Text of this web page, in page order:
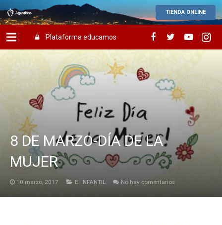
TIENDA ONLINE
Plataforma educamos
8 DE MARZO-DÍA DE LA
MUJER
10 marzo, 2017 E. INFANTIL No hay comentarios